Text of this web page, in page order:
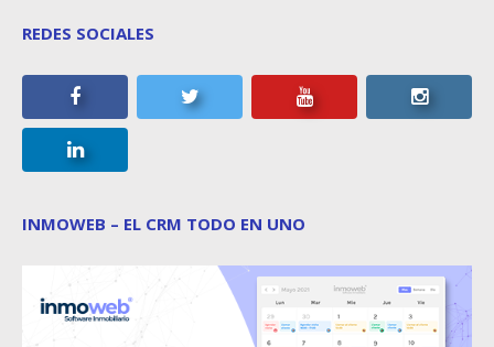
REDES SOCIALES
INMOWEB – EL CRM TODO EN UNO